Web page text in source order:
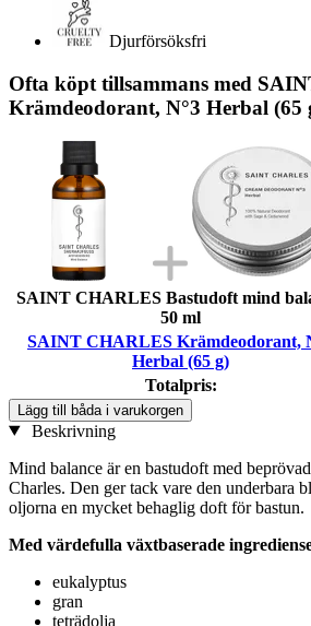
Djurförsöksfri
Ofta köpt tillsammans med
Krämdeodorant, N°3 Herbal (65
SAINT CHARLES Bastudoft mind
50 ml
SAINT CHARLES Krämdeodorant,
Herbal (65 g)
Totalpris:
Lägg till båda i varukorgen
Beskrivning
Mind balance är en bastudoft med
Charles. Den ger tack vare den underbara
oljorna en mycket behaglig doft för bastun.
Med värdefulla växtbaserade
eukalyptus
gran
teträdolja